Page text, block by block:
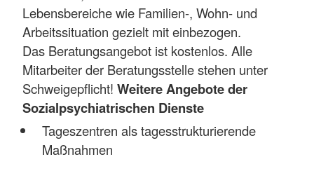
Lebensbereiche wie Familien-, Wohn- und
Arbeitssituation gezielt mit einbezogen.
Das Beratungsangebot ist kostenlos. Alle
Mitarbeiter der Beratungsstelle stehen unter
Schweigepflicht! Weitere Angebote der
Sozialpsychiatrischen Dienste
Tageszentren als tagesstrukturierende
Maßnahmen